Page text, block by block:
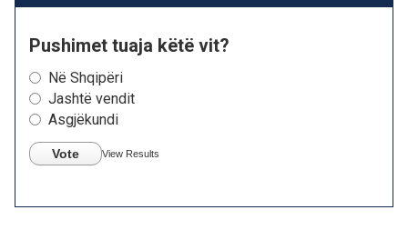
Pushimet tuaja këtë vit?
Në Shqipëri
Jashtë vendit
Asgjëkundi
Vote View Results